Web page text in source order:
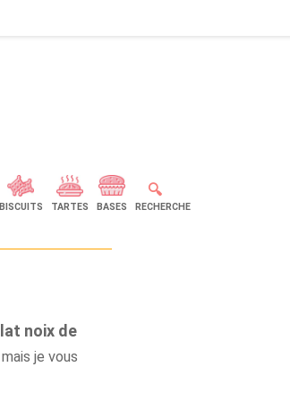
🔍
BISCUITS TARTES BASES RECHERCHE
noix de
je vous